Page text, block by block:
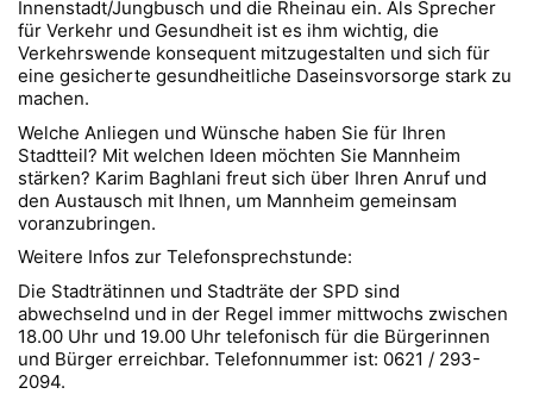
Innenstadt/Jungbusch und die Rheinau ein. Als Sprecher
für Verkehr und Gesundheit ist es ihm wichtig, die
Verkehrswende konsequent mitzugestalten und sich für
eine gesicherte gesundheitliche Daseinsvorsorge stark zu
machen.
Welche Anliegen und Wünsche haben Sie für Ihren
Stadtteil? Mit welchen Ideen möchten Sie Mannheim
stärken? Karim Baghlani freut sich über Ihren Anruf und
den Austausch mit Ihnen, um Mannheim gemeinsam
voranzubringen.
Weitere Infos zur Telefonsprechstunde:
Die Stadträtinnen und Stadträte der SPD sind
abwechselnd und in der Regel immer mittwochs zwischen
18.00 Uhr und 19.00 Uhr telefonisch für die Bürgerinnen
und Bürger erreichbar. Telefonnummer ist: 0621 / 293-
2094.